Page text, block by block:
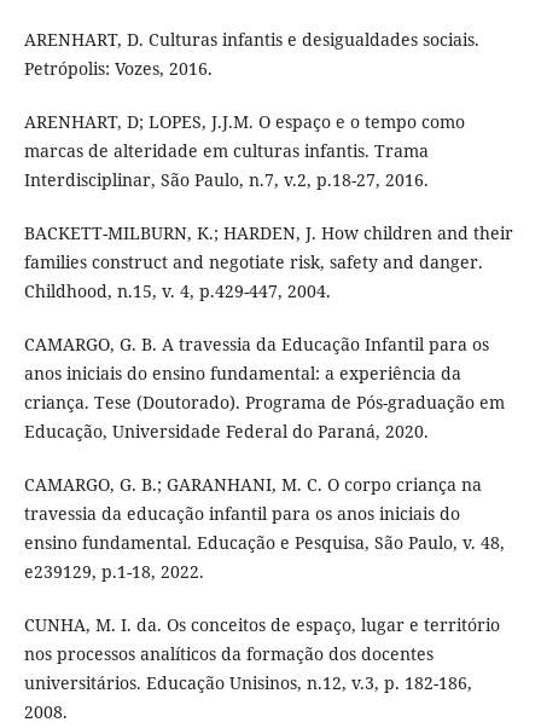
ARENHART, D. Culturas infantis e desigualdades sociais.
Petrópolis: Vozes, 2016.
ARENHART, D; LOPES, J.J.M. O espaço e o tempo como
marcas de alteridade em culturas infantis. Trama
Interdisciplinar, São Paulo, n.7, v.2, p.18-27, 2016.
BACKETT-MILBURN, K.; HARDEN, J. How children and their
families construct and negotiate risk, safety and danger.
Childhood, n.15, v. 4, p.429-447, 2004.
CAMARGO, G. B. A travessia da Educação Infantil para os
anos iniciais do ensino fundamental: a experiência da
criança. Tese (Doutorado). Programa de Pós-graduação em
Educação, Universidade Federal do Paraná, 2020.
CAMARGO, G. B.; GARANHANI, M. C. O corpo criança na
travessia da educação infantil para os anos iniciais do
ensino fundamental. Educação e Pesquisa, São Paulo, v. 48,
e239129, p.1-18, 2022.
CUNHA, M. I. da. Os conceitos de espaço, lugar e território
nos processos analíticos da formação dos docentes
universitários. Educação Unisinos, n.12, v.3, p. 182-186,
2008.